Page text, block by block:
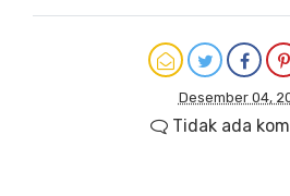
Desember 04,
Tidak ada